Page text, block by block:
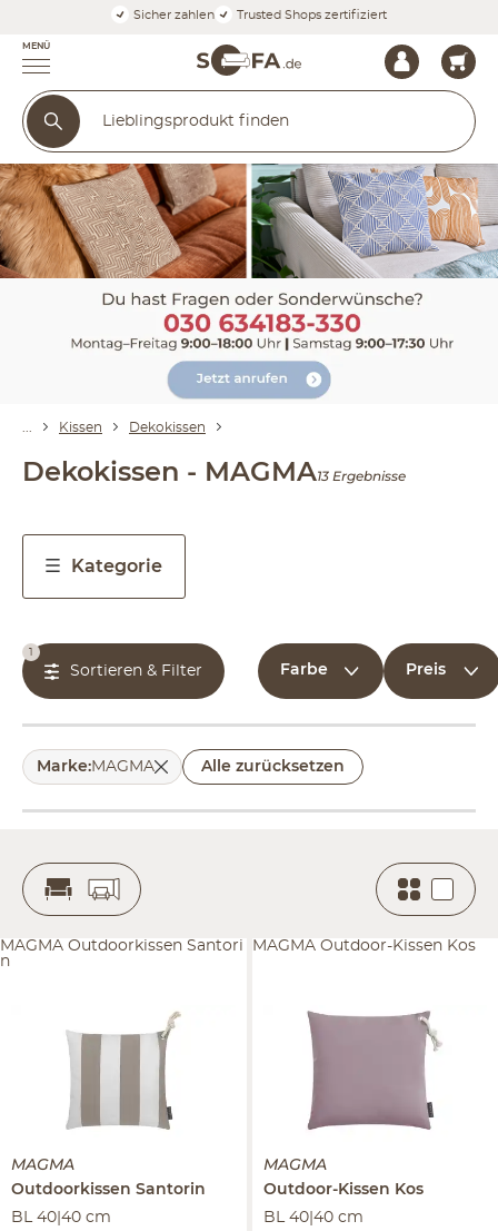
Sicher zahlen Trusted Shops zertifiziert
MENÜ
Kissen Dekokissen
Dekokissen - MAGMA13 Ergebnisse
Kategorie
1
Sortieren & Filter Farbe Preis
Marke:MAGMA Alle zurücksetzen
MAGMA
Outdoorkissen Santorin
BL 40|40 cm
MAGMA Outdoorkissen Santori
n
MAGMA
Outdoor-Kissen Kos
BL 40|40 cm
MAGMA Outdoor-Kissen Kos